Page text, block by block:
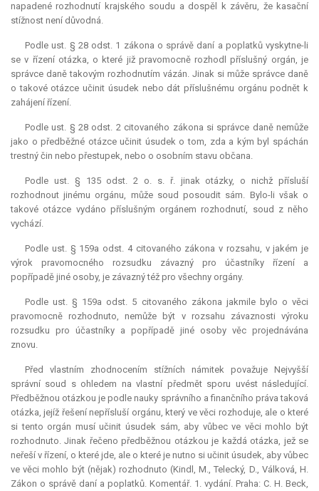
napadené rozhodnutí krajského soudu a dospěl k závěru, že kasační
stížnost není důvodná.
Podle ust. § 28 odst. 1 zákona o správě daní a poplatků vyskytne-li
se v řízení otázka, o které již pravomocně rozhodl příslušný orgán, je
správce daně takovým rozhodnutím vázán. Jinak si může správce daně
o takové otázce učinit úsudek nebo dát příslušnému orgánu podnět k
zahájení řízení.
Podle ust. § 28 odst. 2 citovaného zákona si správce daně nemůže
jako o předběžné otázce učinit úsudek o tom, zda a kým byl spáchán
trestný čin nebo přestupek, nebo o osobním stavu občana.
Podle ust. § 135 odst. 2 o. s. ř. jinak otázky, o nichž přísluší
rozhodnout jinému orgánu, může soud posoudit sám. Bylo-li však o
takové otázce vydáno příslušným orgánem rozhodnutí, soud z něho
vychází.
Podle ust. § 159a odst. 4 citovaného zákona v rozsahu, v jakém je
výrok pravomocného rozsudku závazný pro účastníky řízení a
popřípadě jiné osoby, je závazný též pro všechny orgány.
Podle ust. § 159a odst. 5 citovaného zákona jakmile bylo o věci
pravomocně rozhodnuto, nemůže být v rozsahu závaznosti výroku
rozsudku pro účastníky a popřípadě jiné osoby věc projednávána
znovu.
Před vlastním zhodnocením stížních námitek považuje Nejvyšší
správní soud s ohledem na vlastní předmět sporu uvést následující.
Předběžnou otázkou je podle nauky správního a finančního práva taková
otázka, jejíž řešení nepřísluší orgánu, který ve věci rozhoduje, ale o které
si tento orgán musí učinit úsudek sám, aby vůbec ve věci mohlo být
rozhodnuto. Jinak řečeno předběžnou otázkou je každá otázka, jež se
neřeší v řízení, o které jde, ale o které je nutno si učinit úsudek, aby vůbec
ve věci mohlo být (nějak) rozhodnuto (Kindl, M., Telecký, D., Válková, H.
Zákon o správě daní a poplatků. Komentář. 1. vydání. Praha: C. H. Beck,